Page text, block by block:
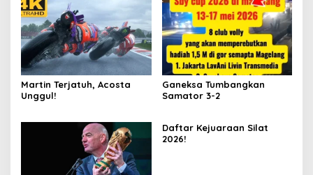
Martin Terjatuh, Acosta
Unggul!
Ganeksa Tumbangkan
Samator 3-2
Daftar Kejuaraan Silat
2026!